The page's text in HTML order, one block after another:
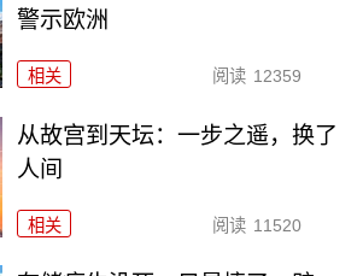
警示欧洲
相关 阅读 12359
从故宫到天坛：一步之遥，换了
人间
相关 阅读 11520